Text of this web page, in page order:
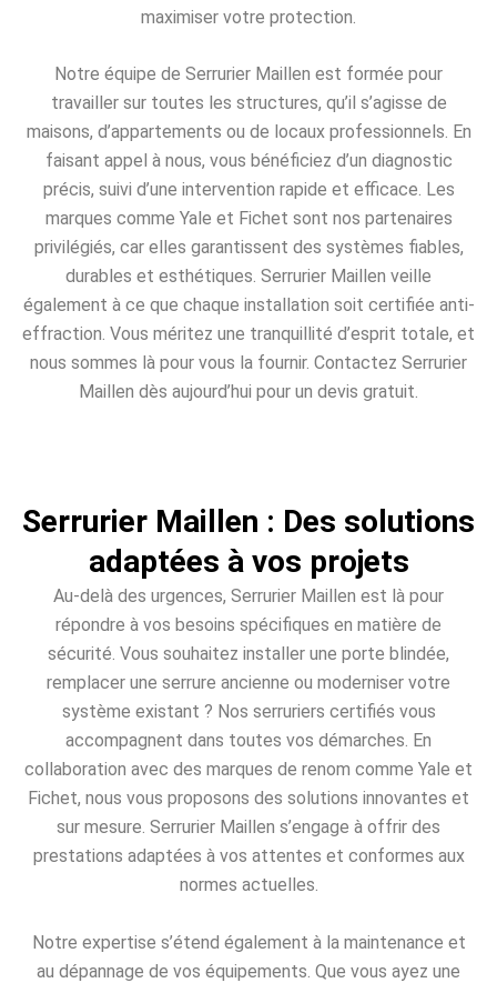
maximiser votre protection.
Notre équipe de Serrurier Maillen est formée pour
travailler sur toutes les structures, qu’il s’agisse de
maisons, d’appartements ou de locaux professionnels. En
faisant appel à nous, vous bénéficiez d’un diagnostic
précis, suivi d’une intervention rapide et efficace. Les
marques comme Yale et Fichet sont nos partenaires
privilégiés, car elles garantissent des systèmes fiables,
durables et esthétiques. Serrurier Maillen veille
également à ce que chaque installation soit certifiée anti-
effraction. Vous méritez une tranquillité d’esprit totale, et
nous sommes là pour vous la fournir. Contactez Serrurier
Maillen dès aujourd’hui pour un devis gratuit.
Serrurier Maillen : Des solutions
adaptées à vos projets
Au-delà des urgences, Serrurier Maillen est là pour
répondre à vos besoins spécifiques en matière de
sécurité. Vous souhaitez installer une porte blindée,
remplacer une serrure ancienne ou moderniser votre
système existant ? Nos serruriers certifiés vous
accompagnent dans toutes vos démarches. En
collaboration avec des marques de renom comme Yale et
Fichet, nous vous proposons des solutions innovantes et
sur mesure. Serrurier Maillen s’engage à offrir des
prestations adaptées à vos attentes et conformes aux
normes actuelles.
Notre expertise s’étend également à la maintenance et
au dépannage de vos équipements. Que vous ayez une